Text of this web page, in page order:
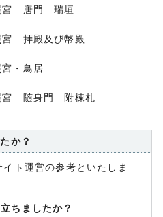
宮 唐門 瑞垣
宮 拝殿及び幣殿
・鳥居
宮 随身門 附棟札
か？
ト運営の参考といたしま
ちましたか？